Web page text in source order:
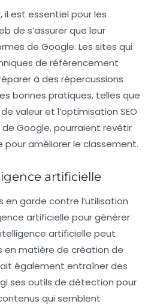
est essentiel pour les
de s’assurer que leur
de Google. Les sites qui
de référencement
à des répercussions
bonnes pratiques, telles que
valeur et l’optimisation SEO
Google, pourraient revêtir
améliorer le classement.
artificielle
garde contre l’utilisation
artificielle pour générer
artificielle peut
matière de création de
également entraîner des
ses outils de détection pour
qui semblent